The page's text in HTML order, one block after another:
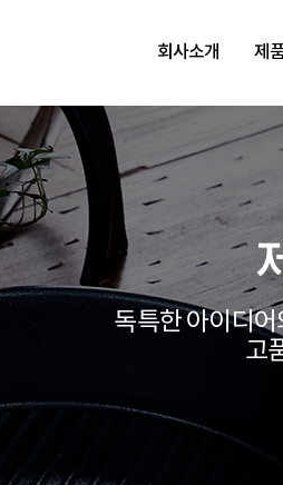
회사소개 제
독특한 아이디
고